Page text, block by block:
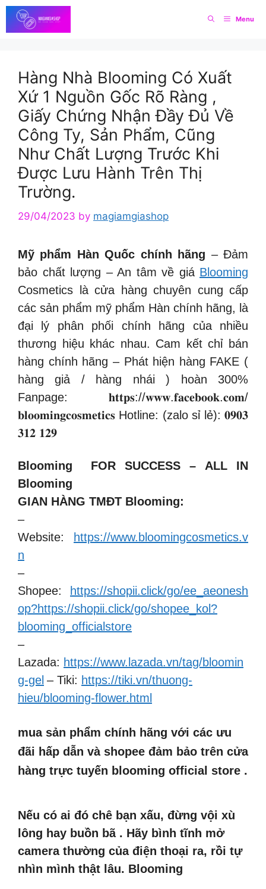
Skip
to
content
Menu
Hàng Nhà Blooming Có Xuất
Xứ 1 Nguồn Gốc Rõ Ràng ,
Giấy Chứng Nhận Đầy Đủ Về
Công Ty, Sản Phẩm, Cũng
Như Chất Lượng Trước Khi
Được Lưu Hành Trên Thị
Trường.
29/04/2023 by magiamgiashop
Mỹ phẩm Hàn Quốc chính hãng – Đảm
bảo chất lượng – An tâm về giá Blooming
Cosmetics là cửa hàng chuyên cung cấp
các sản phẩm mỹ phẩm Hàn chính hãng, là
đại lý phân phối chính hãng của nhiều
thương hiệu khác nhau. Cam kết chỉ bán
hàng chính hãng – Phát hiện hàng FAKE (
hàng giả / hàng nhái ) hoàn 300%
Fanpage: 𝐡𝐭𝐭𝐩𝐬://𝐰𝐰𝐰.𝐟𝐚𝐜𝐞𝐛𝐨𝐨𝐤.𝐜𝐨𝐦/
𝐛𝐥𝐨𝐨𝐦𝐢𝐧𝐠𝐜𝐨𝐬𝐦𝐞𝐭𝐢𝐜𝐬 Hotline: (zalo sỉ lẻ): 𝟎𝟗𝟎𝟑
𝟑𝟏𝟐 𝟏𝟐𝟗
Blooming FOR SUCCESS – ALL IN
Blooming
GIAN HÀNG TMĐT Blooming:
–
Website:
https://www.bloomingcosmetics.v
n
–
Shopee:
https://shopii.click/go/ee_aeonesh
op?https://shopii.click/go/shopee_kol?
blooming_officialstore
–
Lazada: https://www.lazada.vn/tag/bloomin
g-gel – Tiki: https://tiki.vn/thuong-
hieu/blooming-flower.html
mua sản phẩm chính hãng với các ưu
đãi hấp dẫn và shopee đảm bảo trên cửa
hàng trực tuyến blooming official store .
Nếu có ai đó chê bạn xấu, đừng vội xù
lông hay buồn bã . Hãy bình tĩnh mở
camera thường của điện thoại ra, rồi tự
nhìn mình thật lâu. Blooming